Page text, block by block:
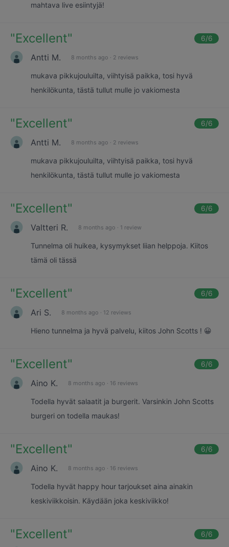
mahtava live esiintyjä!
"Excellent" 6/6
Antti M. 8 months ago · 2 reviews
mukava pikkujouluilta, viihtyisä paikka, tosi hyvä
henkilökunta, tästä tullut mulle jo vakiomesta
"Excellent" 6/6
Antti M. 8 months ago · 2 reviews
mukava pikkujouluilta, viihtyisä paikka, tosi hyvä
henkilökunta, tästä tullut mulle jo vakiomesta
"Excellent" 6/6
Valtteri R. 8 months ago · 1 review
Tunnelma oli huikea, kysymykset liian helppoja. Kiitos
tämä oli tässä
"Excellent" 6/6
Ari S. 8 months ago · 12 reviews
Hieno tunnelma ja hyvä palvelu, kiitos John Scotts ! 😀
"Excellent" 6/6
Aino K. 8 months ago · 16 reviews
Todella hyvät salaatit ja burgerit. Varsinkin John Scotts
burgeri on todella maukas!
"Excellent" 6/6
Aino K. 8 months ago · 16 reviews
Todella hyvät happy hour tarjoukset aina ainakin
keskiviikkoisin. Käydään joka keskiviikko!
"Excellent" 6/6